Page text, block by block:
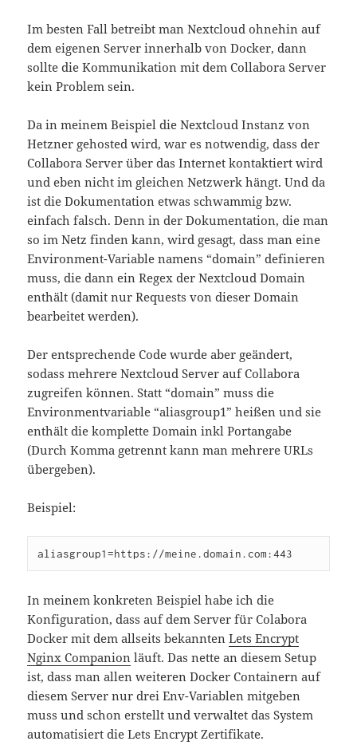
Im besten Fall betreibt man Nextcloud ohnehin auf
dem eigenen Server innerhalb von Docker, dann
sollte die Kommunikation mit dem Collabora Server
kein Problem sein.
Da in meinem Beispiel die Nextcloud Instanz von
Hetzner gehosted wird, war es notwendig, dass der
Collabora Server über das Internet kontaktiert wird
und eben nicht im gleichen Netzwerk hängt. Und da
ist die Dokumentation etwas schwammig bzw.
einfach falsch. Denn in der Dokumentation, die man
so im Netz finden kann, wird gesagt, dass man eine
Environment-Variable namens “domain” definieren
muss, die dann ein Regex der Nextcloud Domain
enthält (damit nur Requests von dieser Domain
bearbeitet werden).
Der entsprechende Code wurde aber geändert,
sodass mehrere Nextcloud Server auf Collabora
zugreifen können. Statt “domain” muss die
Environmentvariable “aliasgroup1” heißen und sie
enthält die komplette Domain inkl Portangabe
(Durch Komma getrennt kann man mehrere URLs
übergeben).
Beispiel:
aliasgroup1=https://meine.domain.com:443
In meinem konkreten Beispiel habe ich die
Konfiguration, dass auf dem Server für Colabora
Docker mit dem allseits bekanntenLets Encrypt
Nginx Companion läuft. Das nette an diesem Setup
ist, dass man allen weiteren Docker Containern auf
diesem Server nur drei Env-Variablen mitgeben
muss und schon erstellt und verwaltet das System
automatisiert die Lets Encrypt Zertifikate.